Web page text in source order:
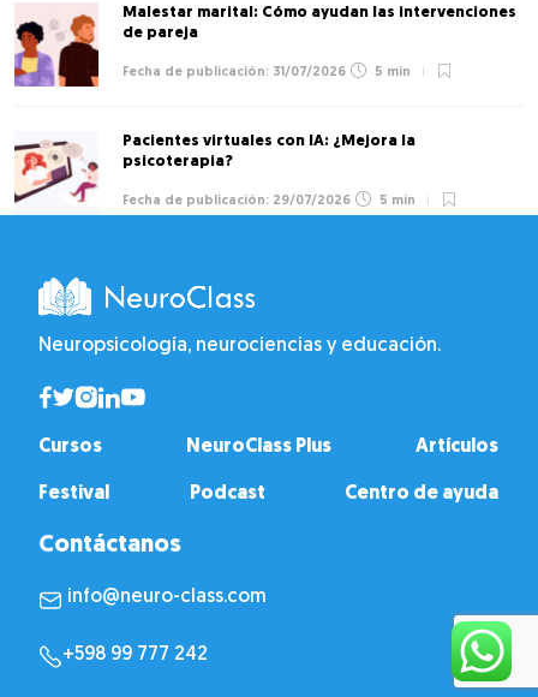
Malestar marital: Cómo ayudan las intervenciones
de pareja
31/07/2026 5 min
Pacientes virtuales con IA: ¿Mejora la
psicoterapia?
29/07/2026 5 min
Neuropsicología, neurociencias y educación.
Cursos NeuroClass Plus Artículos
Festival Podcast Centro de ayuda
Contáctanos
info@neuro-class.com
+598 99 777 242